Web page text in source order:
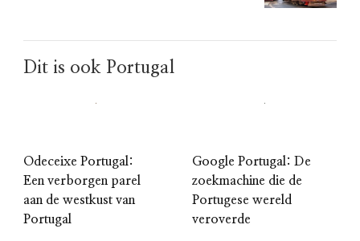
Dit is ook Portugal
Odeceixe Portugal:
Een verborgen parel
aan de westkust van
Portugal
Google Portugal: De
zoekmachine die de
Portugese wereld
veroverde